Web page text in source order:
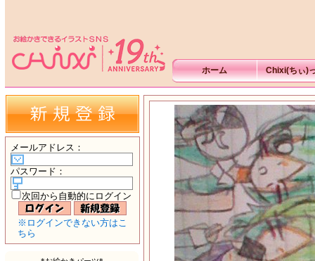
ホーム Chixi(ちぃ)
メールアドレス ：
パスワード ：
次回から自動的にログイン
※ログインできない方はこ
ちら